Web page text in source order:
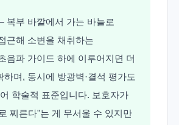
복부 바깥에서 가는 바늘로
근해 소변을 채취하는
음파 가이드 하에 이루어지면 더
하며, 동시에 방광벽·결석 평가도
학술적 표준입니다. 보호자가
찌른다"는 게 무서울 수 있지만